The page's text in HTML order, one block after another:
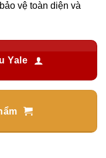
vệ toàn diện và
Yale